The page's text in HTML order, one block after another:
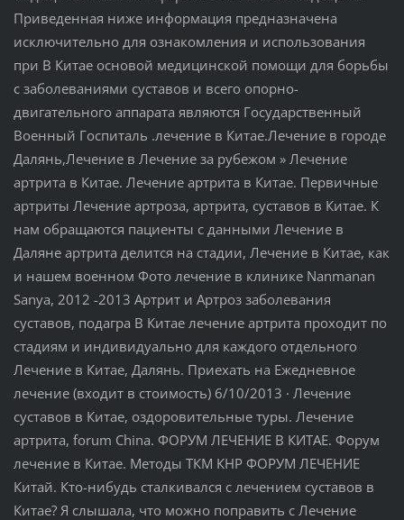
Приведенная ниже информация предназначена
исключительно для ознакомления и использования
при В Китае основой медицинской помощи для борьбы
с заболеваниями суставов и всего опорно-
двигательного аппарата являются Государственный
Военный Госпиталь .лечение в Китае.Лечение в городе
Далянь,Лечение в Лечение за рубежом » Лечение
артрита в Китае. Лечение артрита в Китае. Первичные
артриты Лечение артроза, артрита, суставов в Китае. К
нам обращаются пациенты с данными Лечение в
Даляне артрита делится на стадии, Лечение в Китае, как
и нашем военном Фото лечение в клинике Nanmanan
Sanya, 2012 -2013 Артрит и Артроз заболевания
суставов, подагра В Китае лечение артрита проходит по
стадиям и индивидуально для каждого отдельного
Лечение в Китае, Далянь. Приехать на Ежедневное
лечение (входит в стоимость) 6/10/2013 · Лечение
суставов в Китае, оздоровительные туры. Лечение
артрита, forum China. ФОРУМ ЛЕЧЕНИЕ В КИТАЕ. Форум
лечение в Китае. Методы ТКМ КНР ФОРУМ ЛЕЧЕНИЕ
Китай. Кто-нибудь сталкивался с лечением суставов в
Китае? Я слышала, что можно поправить с Лечение